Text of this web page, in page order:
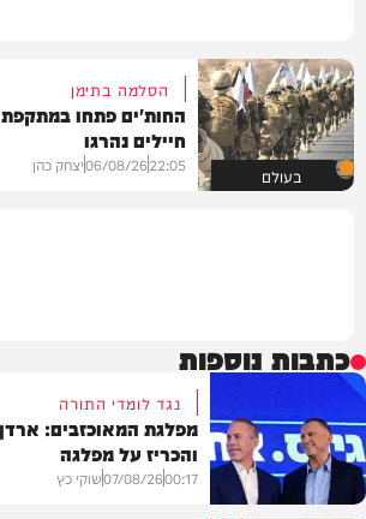
בעולם
הסלמה בתימן
החות'ים פתחו
חיילים נהרגו
22:05
06/08/26יצחק כהן
כתבות נוספות
נגד לומדי התורה
מפלגת המאוכזבים:
והכריז על מפלגה
00:17
07/08/26שוקי כץ